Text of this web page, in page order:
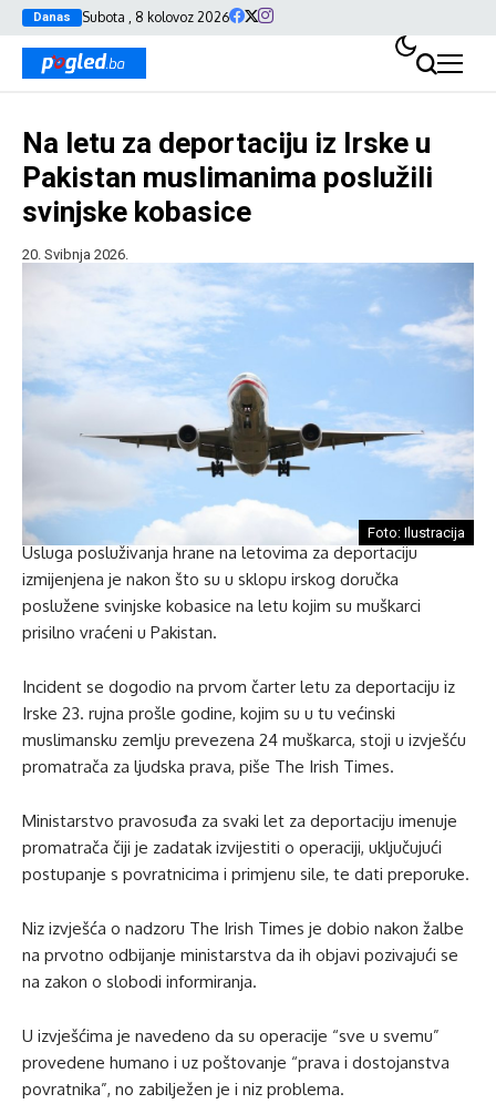
Danas Subota , 8 kolovoz 2026
Na letu za deportaciju iz Irske u
Pakistan muslimanima poslužili
svinjske kobasice
20. Svibnja 2026.
Foto: Ilustracija
Usluga posluživanja hrane na letovima za deportaciju
izmijenjena je nakon što su u sklopu irskog doručka
poslužene svinjske kobasice na letu kojim su muškarci
prisilno vraćeni u Pakistan.
Incident se dogodio na prvom čarter letu za deportaciju iz
Irske 23. rujna prošle godine, kojim su u tu većinski
muslimansku zemlju prevezena 24 muškarca, stoji u izvješću
promatrača za ljudska prava, piše The Irish Times.
Ministarstvo pravosuđa za svaki let za deportaciju imenuje
promatrača čiji je zadatak izvijestiti o operaciji, uključujući
postupanje s povratnicima i primjenu sile, te dati preporuke.
Niz izvješća o nadzoru The Irish Times je dobio nakon žalbe
na prvotno odbijanje ministarstva da ih objavi pozivajući se
na zakon o slobodi informiranja.
U izvješćima je navedeno da su operacije “sve u svemu”
provedene humano i uz poštovanje “prava i dostojanstva
povratnika”, no zabilježen je i niz problema.